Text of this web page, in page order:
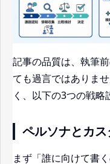
記事の品質は、執筆
ても過言ではありま
く、以下の3つの戦略
ペルソナとカ
まず「誰に向けて書